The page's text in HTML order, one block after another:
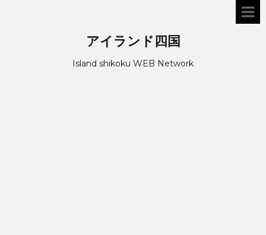
アイランド四国
Island shikoku WEB Network